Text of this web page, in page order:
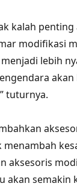
kalah
modifikasi
lebih
tuturnya.
aksesoris
semakin